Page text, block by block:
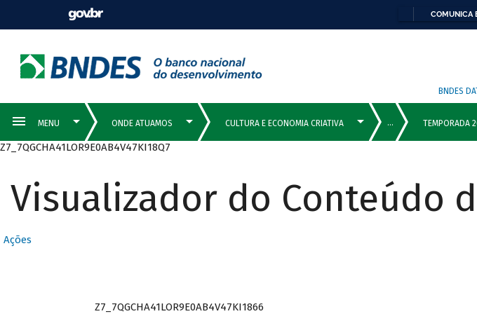
COMUNICA
BNDES
Z7_7QGCHA41LOR9E0AB4V47KI18Q7
Visualizador do Conteúdo
Ações
Z7_7QGCHA41LOR9E0AB4V47KI1866